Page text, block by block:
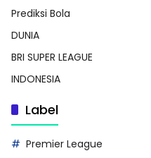
Prediksi Bola
DUNIA
BRI SUPER LEAGUE
INDONESIA
Label
Premier League